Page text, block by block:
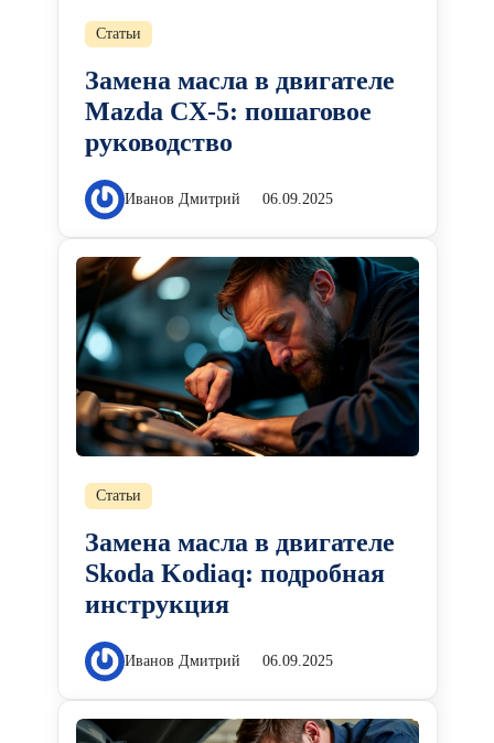
Статьи
Замена масла в двигателе
Mazda CX-5: пошаговое
руководство
Иванов Дмитрий 06.09.2025
Статьи
Замена масла в двигателе
Skoda Kodiaq: подробная
инструкция
Иванов Дмитрий 06.09.2025